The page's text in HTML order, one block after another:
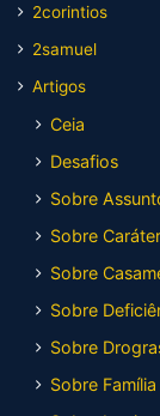
2corintios
2samuel
Artigos
Ceia
Desafios
Sobre
Sobre Caráter
Sobre
Sobre
Sobre
Sobre Família